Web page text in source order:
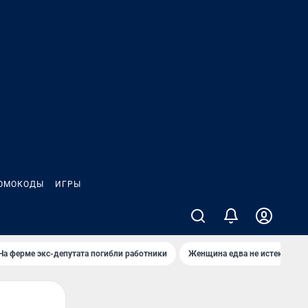
ИГРЫ
ферме экс-депутата погибли работники Женщина едва не истекла